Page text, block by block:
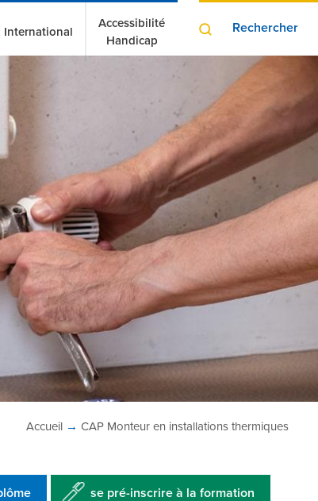
International
Accessibilité
Handicap
Rechercher
Accueil→ CAP Monteur en installations thermiques
se pré-inscrire à la formation